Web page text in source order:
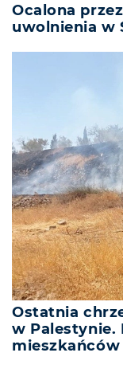
Ocalona
uwolnienia w
Ostatnia
w Palestynie.
mieszkańców